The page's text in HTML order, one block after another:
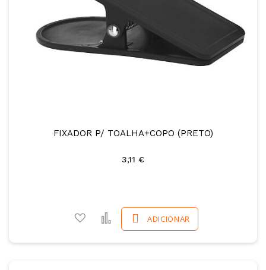
FIXADOR P/ TOALHA+COPO (PRETO)
3,11 €
ADICIONAR
Adicionar a favoritos
Comparar